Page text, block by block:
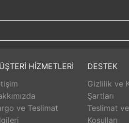
deneyiminizi keyifli hale
ürünü beğenmez veya
olmadan istediğiniz ürünü
sunar. Ürünlerle ilgili herhangi bir
her aşamasında destek
keyifli bir alışveriş
HİZMETLERİ
ve Teslimat
DESTEK
Gizlilik ve
Şartları
Teslimat
Koşulları